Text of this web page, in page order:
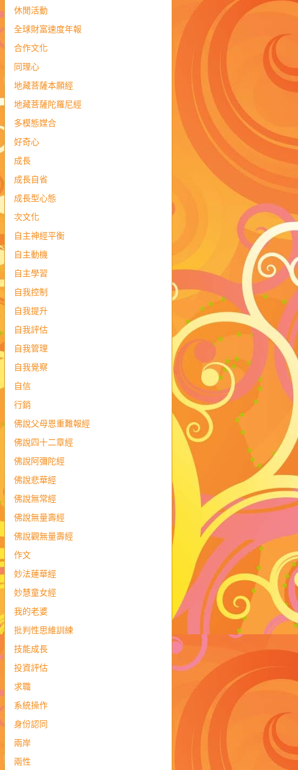
休閒活動
全球財富速度年報
合作文化
同理心
地藏菩薩本願經
地藏菩薩陀羅尼經
多模態媒合
好奇心
成長
成長自省
成長型心態
次文化
自主神經平衡
自主動機
自主學習
自我控制
自我提升
自我評估
自我管理
自我覺察
自信
行銷
佛說父母恩重難報經
佛說四十二章經
佛說阿彌陀經
佛說悲華經
佛說無常經
佛說無量壽經
佛說觀無量壽經
作文
妙法蓮華經
妙慧童女經
我的老婆
批判性思維訓練
技能成長
投資評估
求職
系統操作
身份認同
兩岸
兩性